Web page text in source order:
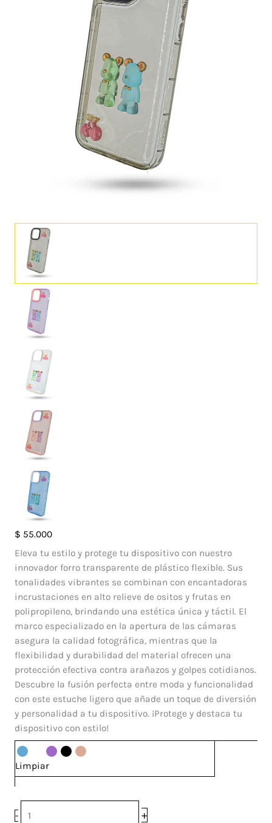
$ 55.000
Eleva tu estilo y protege tu dispositivo con nuestro
innovador forro transparente de plástico flexible. Sus
tonalidades vibrantes se combinan con encantadoras
incrustaciones en alto relieve de ositos y frutas en
polipropileno, brindando una estética única y táctil. El
marco especializado en la apertura de las cámaras
asegura la calidad fotográfica, mientras que la
flexibilidad y durabilidad del material ofrecen una
protección efectiva contra arañazos y golpes cotidianos.
Descubre la fusión perfecta entre moda y funcionalidad
con este estuche ligero que añade un toque de diversión
y personalidad a tu dispositivo. ¡Protege y destaca tu
dispositivo con estilo!
Limpiar
-
Case
Gomitas
Iphone
Max
+